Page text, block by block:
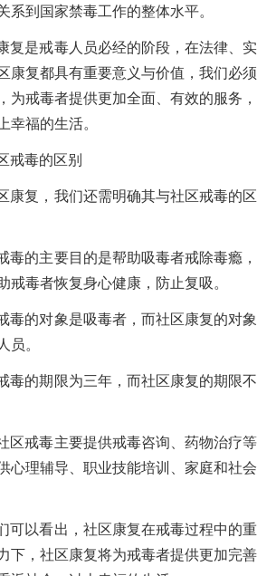
系到国家禁毒工作的整体水平。
复是戒毒人员必经的阶段，在法律、实
康复都具有重要意义与价值，我们必须
为戒毒者提供更加全面、有效的服务，
幸福的生活。
戒毒的区别
康复，我们还需明确其与社区戒毒的区
毒的主要目的是帮助吸毒者戒除毒瘾，
戒毒者恢复身心健康，防止复吸。
毒的对象是吸毒者，而社区康复的对象
员。
毒的期限为三年，而社区康复的期限不
区戒毒主要提供戒毒咨询、药物治疗等
心理辅导、职业技能培训、家庭和社会
可以看出，社区康复在戒毒过程中的重
下，社区康复将为戒毒者提供更加完善